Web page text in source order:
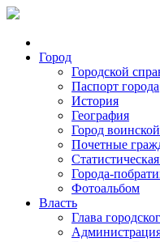
Город
Городской
Паспорт города
История
География
Город
Почетные
Города-
Фотоальбом
Власть
Глава